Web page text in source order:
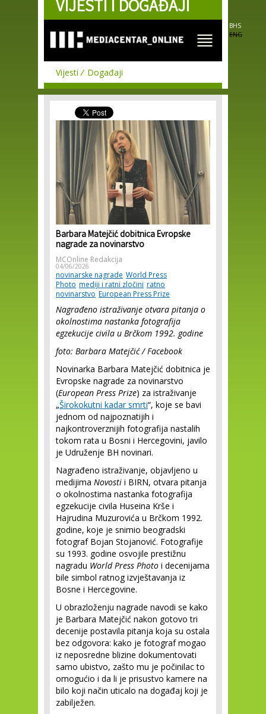
Skip to
main
VIJESTI I DOGAĐAJI
BHS
ENG
Vijesti Događaji
Barbara Matejčić dobitnica Evropske
nagrade za novinarstvo
MCOnline Redakcija
04/06/2026
novinarske nagrade World Press
Photo mediji i ratni zločini ratno
novinarstvo European Press Prize
Nagrađeno istraživanje otvara pitanja o
okolnostima nastanka fotografija
egzekucije civila u Brčkom 1992. godine
foto: Barbara Matejčić / Facebook
Novinarka Barbara Matejčić dobitnica je
Evropske nagrade za novinarstvo
(European Press Prize) za istraživanje
„Širokokutni kadar smrti“, koje se bavi
jednom od najpoznatijih i
najkontroverznijih fotografija nastalih
tokom rata u Bosni i Hercegovini, javilo
je Udruženje BH novinari.
Nagrađeno istraživanje, objavljeno u
medijima Novosti i BIRN, otvara pitanja
o okolnostima nastanka fotografija
egzekucije civila Huseina Krše i
Hajrudina Muzurovića u Brčkom 1992.
godine, koje je snimio beogradski
fotograf Bojan Stojanović. Fotografije
su 1993. godine osvojile prestižnu
nagradu World Press Photo i decenijama
bile simbol ratnog izvještavanja iz
Bosne i Hercegovine.
U obrazloženju nagrade navodi se kako
je Barbara Matejčić nakon gotovo tri
decenije postavila pitanja koja su ostala
bez odgovora: kako je fotograf mogao
iz neposredne blizine dokumentovati
samo ubistvo, zašto mu je počinilac to
omogućio i da li je prisustvo kamere na
bilo koji način uticalo na događaj koji je
zabilježen.